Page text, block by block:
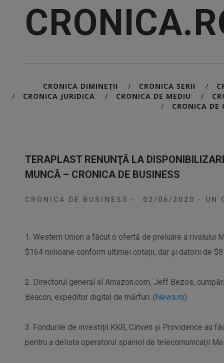
CRONICA DIMINEȚII / CRONICA SERII /
/ CRONICA JURIDICA / CRONICA DE MEDIU /
/ CRONICA DE
TERAPLAST RENUNŢĂ LA
MUNCĂ – CRONICA DE BUSINESS
CRONICA DE BUSINESS - 02/06/2020 - UN
1. Western Union a făcut o ofertă de preluare a rivalului
$164 milioane conform ultimei cotații, dar și datorii de
2. Directorul general al Amazon.com, Jeff Bezos,
Beacon, expeditor digital de mărfuri. (News.ro)
3. Fondurile de investiții KKR, Cinven și Providence au
pentru a delista operatorul spaniol de telecomunicații